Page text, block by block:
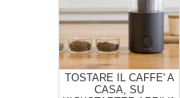
TOSTARE IL CAFFE' A
CASA, SU